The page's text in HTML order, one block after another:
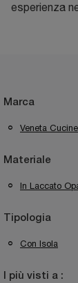
esperienza
Marca
Veneta Cucine
Materiale
In Laccato
Tipologia
Con Isola
I più visti a :